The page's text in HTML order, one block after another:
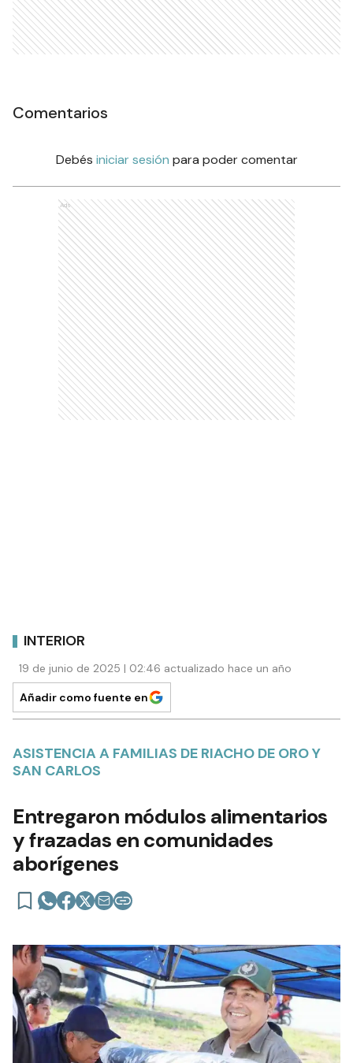
Comentarios
Debés iniciar sesión para poder comentar
Ads
INTERIOR
19 de junio de 2025 | 02:46 actualizado hace un año
Añadir como fuente en
ASISTENCIA A FAMILIAS DE RIACHO DE ORO Y
SAN CARLOS
Entregaron módulos alimentarios
y frazadas en comunidades
aborígenes